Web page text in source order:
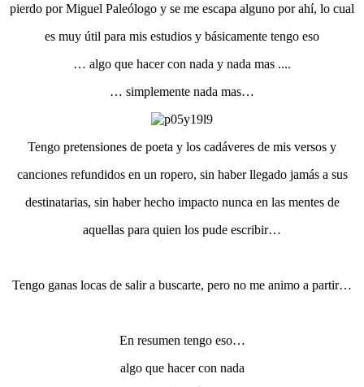
pierdo por Miguel Paleólogo y se me escapa alguno por ahí, lo cual
es muy útil para mis estudios y básicamente tengo eso
… algo que hacer con nada y nada mas ....
… simplemente nada mas…
Tengo pretensiones de poeta y los cadáveres de mis versos y
canciones refundidos en un ropero, sin haber llegado jamás a sus
destinatarias, sin haber hecho impacto nunca en las mentes de
aquellas para quien los pude escribir…
Tengo ganas locas de salir a buscarte, pero no me animo a partir…
En resumen tengo eso…
algo que hacer con nada